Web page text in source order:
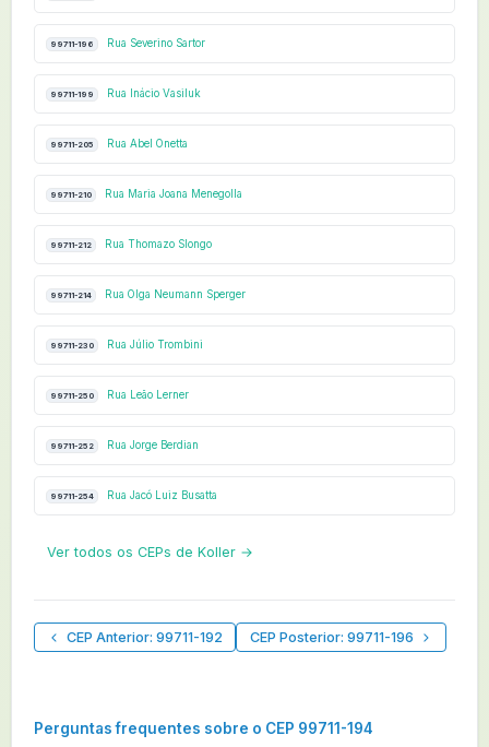
99711-196 Rua Severino Sartor
99711-199 Rua Inácio Vasiluk
99711-205 Rua Abel Onetta
99711-210 Rua Maria Joana Menegolla
99711-212 Rua Thomazo Slongo
99711-214 Rua Olga Neumann Sperger
99711-230 Rua Júlio Trombini
99711-250 Rua Leão Lerner
99711-252 Rua Jorge Berdian
99711-254 Rua Jacó Luiz Busatta
Ver todos os CEPs de Koller →
CEP Anterior: 99711-192 CEP Posterior: 99711-196
Perguntas frequentes sobre o CEP 99711-194